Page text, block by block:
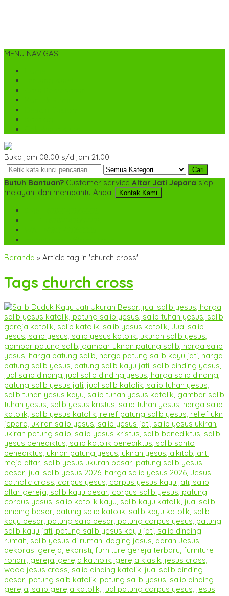
MENU NAVIGASI
Buka jam 08.00 s/d jam 21.00
Cari
Butuh Bantuan? Customer service Altar Jati Jepara siap
melayani dan membantu Anda.
Kontak Kami
Beranda » Article tag in 'church cross'
Tags church cross